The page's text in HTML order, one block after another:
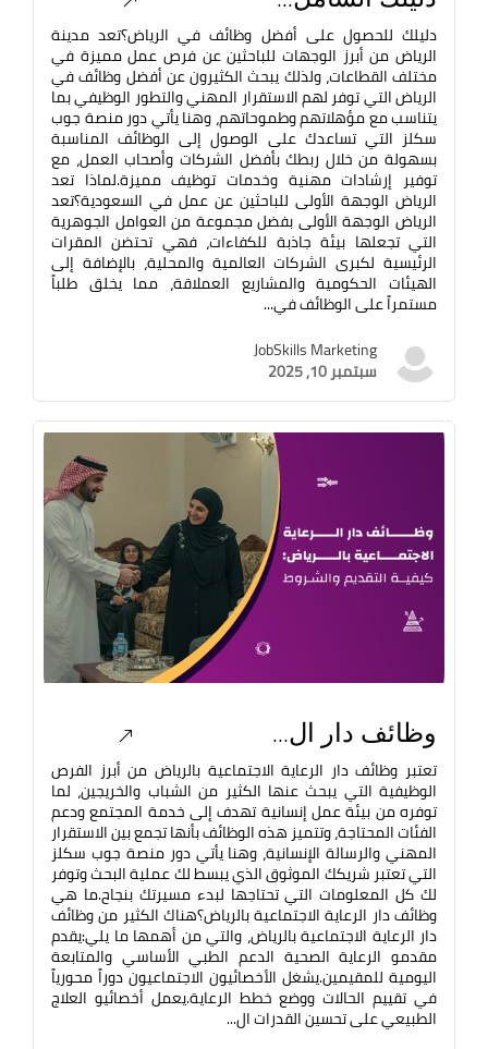
دليلك للحصول على أفضل وظائف في الرياض؟تعد مدينة
الرياض من أبرز الوجهات للباحثين عن فرص عمل مميزة في
مختلف القطاعات، ولذلك يبحث الكثيرون عن أفضل وظائف في
الرياض التي توفر لهم الاستقرار المهني والتطور الوظيفي بما
يتناسب مع مؤهلاتهم وطموحاتهم، وهنا يأتي دور منصة جوب
سكلز التي تساعدك على الوصول إلى الوظائف المناسبة
بسهولة من خلال ربطك بأفضل الشركات وأصحاب العمل، مع
توفير إرشادات مهنية وخدمات توظيف مميزة.لماذا تعد
الرياض الوجهة الأولى للباحثين عن عمل في السعودية؟تعد
الرياض الوجهة الأولى بفضل مجموعة من العوامل الجوهرية
التي تجعلها بيئة جاذبة للكفاءات، فهي تحتضن المقرات
الرئيسية لكبرى الشركات العالمية والمحلية، بالإضافة إلى
الهيئات الحكومية والمشاريع العملاقة، مما يخلق طلباً
مستمراً على الوظائف في...
JobSkills Marketing
سبتمبر 10, 2025
وظائف دار ال...
تعتبر وظائف دار الرعاية الاجتماعية بالرياض من أبرز الفرص
الوظيفية التي يبحث عنها الكثير من الشباب والخريجين، لما
توفره من بيئة عمل إنسانية تهدف إلى خدمة المجتمع ودعم
الفئات المحتاجة، وتتميز هذه الوظائف بأنها تجمع بين الاستقرار
المهني والرسالة الإنسانية، وهنا يأتي دور منصة جوب سكلز
التي تعتبر شريكك الموثوق الذي يبسط لك عملية البحث وتوفر
لك كل المعلومات التي تحتاجها لبدء مسيرتك بنجاح.ما هي
وظائف دار الرعاية الاجتماعية بالرياض؟هناك الكثير من وظائف
دار الرعاية الاجتماعية بالرياض، والتي من أهمها ما يلي:يقدم
مقدمو الرعاية الصحية الدعم الطبي الأساسي والمتابعة
اليومية للمقيمين.يشغل الأخصائيون الاجتماعيون دوراً محورياً
في تقييم الحالات ووضع خطط الرعاية.يعمل أخصائيو العلاج
الطبيعي على تحسين القدرات ال...